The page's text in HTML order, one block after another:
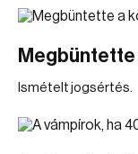
Ismételt jogsértés.